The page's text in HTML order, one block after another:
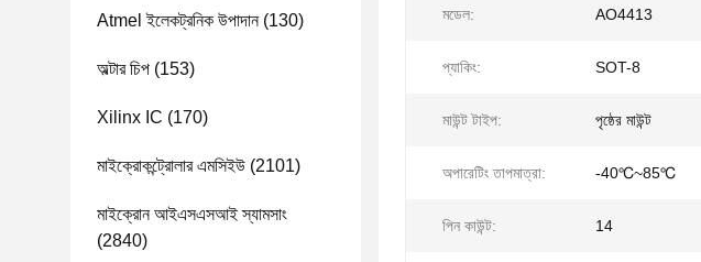
Atmel ইলেকট্রনিক উপাদান(130)
অল্টার চিপ (153)
Xilinx IC (170)
মাইক্রোকন্ট্রোলার এমসিইউ (2101)
মাইক্রোন আইএসএসআই স্যামসাং
(2840)
মডেল: AO4413
প্যাকিং: SOT-8
মাউন্ট টাইপ: পৃষ্ঠের মাউন্ট
অপারেটিং তাপমাত্রা: -40℃~85℃
পিন কাউন্ট: 14